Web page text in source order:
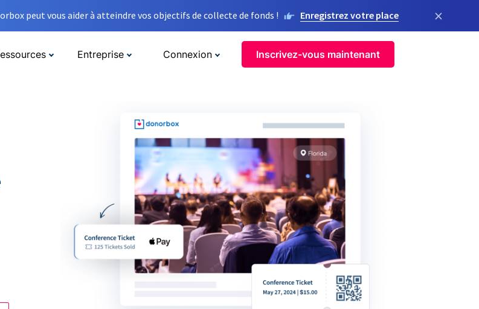
peut vous aider à atteindre vos objectifs de collecte de fonds ! Enregistrez votre place ×
Entreprise Connexion Inscrivez-vous maintenant